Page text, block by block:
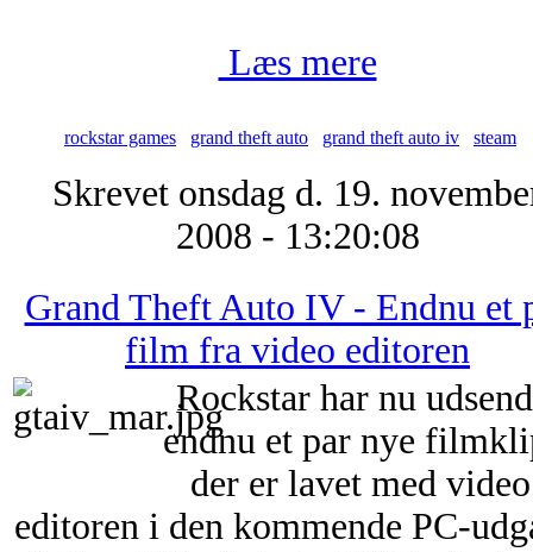
Læs mere
rockstar games grand theft auto grand theft auto iv steam
Skrevet onsdag d. 19.
2008 - 13:20:08
Grand Theft Auto IV - Endnu et
film fra video editoren
Rockstar har nu
endnu et par nye
der er lavet med video
editoren i den kommende PC-